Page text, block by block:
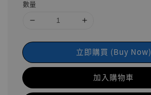
數量
立即購買 (Buy Now)
加入購物車